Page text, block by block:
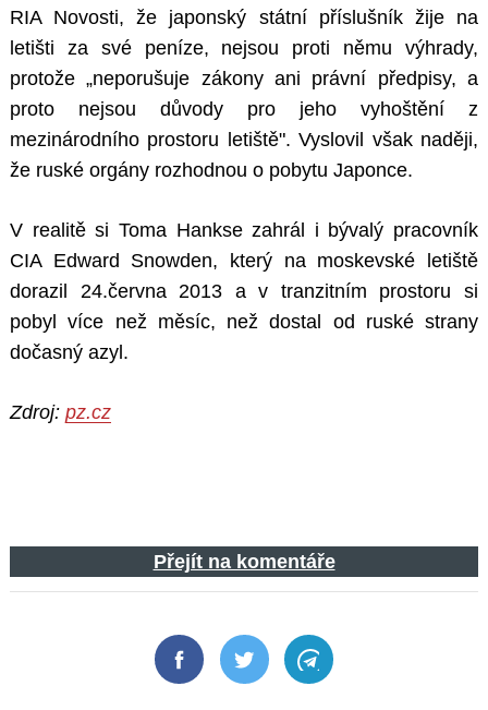
RIA Novosti, že japonský státní příslušník žije na
letišti za své peníze, nejsou proti němu výhrady,
protože „neporušuje zákony ani právní předpisy, a
proto nejsou důvody pro jeho vyhoštění z
mezinárodního prostoru letiště". Vyslovil však naději,
že ruské orgány rozhodnou o pobytu Japonce.
V realitě si Toma Hankse zahrál i bývalý pracovník
CIA Edward Snowden, který na moskevské letiště
dorazil 24.června 2013 a v tranzitním prostoru si
pobyl více než měsíc, než dostal od ruské strany
dočasný azyl.
Zdroj: pz.cz
Přejít na komentáře
FacebookTwitter Telegram